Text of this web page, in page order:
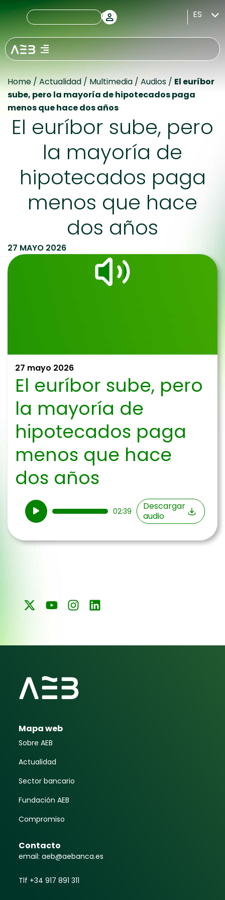
ES
Home / Actualidad / Multimedia / Audios / El euríbor
sube, pero la mayoría de hipotecados paga
menos que hace dos años
El euríbor sube, pero
la mayoría de
hipotecados paga
menos que hace
dos años
27 MAYO 2026
27 mayo 2026
El euríbor sube, pero
la mayoría de
hipotecados paga
menos que hace
dos años
Reproductor
de
02:39
Descargar
audio
Mapa web
Sobre AEB
Actualidad
Sector bancario
Fundación AEB
Compromiso
Contacto
email: aeb@aebanca.es
Tlf +34 917 891 311